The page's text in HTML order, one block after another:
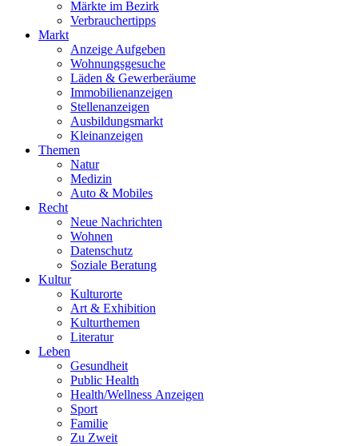
Märkte im Bezirk
Verbrauchertipps
Markt
Anzeige Aufgeben
Wohnungsgesuche
Läden & Gewerberäume
Immobilienanzeigen
Stellenanzeigen
Ausbildungsmarkt
Kleinanzeigen
Themen
Natur
Medizin
Auto & Mobiles
Recht
Neue Nachrichten
Wohnen
Datenschutz
Soziale Beratung
Kultur
Kulturorte
Art & Exhibition
Kulturthemen
Literatur
Leben
Gesundheit
Public Health
Health/Wellness Anzeigen
Sport
Familie
Zu Zweit